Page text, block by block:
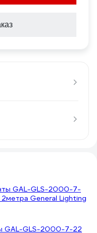
GAL-GLS-2000-7-22